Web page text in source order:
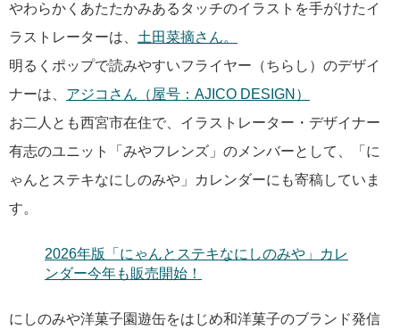
やわらかくあたたかみあるタッチのイラストを手がけたイ
ラストレーターは、 土田菜摘さん。
明るくポップで読みやすいフライヤー（ちらし）のデザイ
ナーは、 アジコさん（屋号：AJICO DESIGN）
お二人とも西宮市在住で、イラストレーター・デザイナー
有志のユニット「みやフレンズ」のメンバーとして、「に
ゃんとステキなにしのみや」カレンダーにも寄稿していま
す。
2026年版「にゃんとステキなにしのみや」カレ
ンダー今年も販売開始！
にしのみや洋菓子園遊缶をはじめ和洋菓子のブランド発信